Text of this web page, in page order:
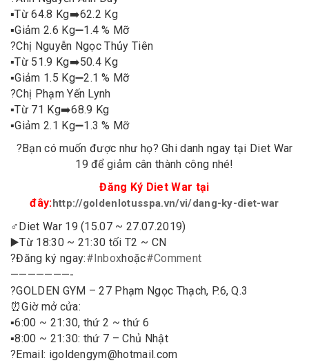
▪️Từ 64.8 Kg➡️62.2 Kg
▪️Giảm 2.6 Kg➖1.4 % Mỡ
?Chị Nguyễn Ngọc Thủy Tiên
▪️Từ 51.9 Kg➡️50.4 Kg
▪️Giảm 1.5 Kg➖2.1 % Mỡ
?Chị Phạm Yến Lynh
▪️Từ 71 Kg➡️68.9 Kg
▪️Giảm 2.1 Kg➖1.3 % Mỡ
?Bạn có muốn được như họ? Ghi danh ngay tại Diet War
19 để giảm cân thành công nhé!
Đăng Ký Diet War tại
đây:http://goldenlotusspa.vn/vi/dang-ky-diet-war
♂️Diet War 19 (15.07 ~ 27.07.2019)
▶️Từ 18:30 ~ 21:30 tối T2 ~ CN
?Đăng ký ngay:#Inboxhoặc#Comment
———————-
?GOLDEN GYM – 27 Phạm Ngọc Thạch, P.6, Q.3
⏰Giờ mở cửa:
▪️6:00 ~ 21:30, thứ 2 ~ thứ 6
▪️8:00 ~ 21:30: thứ 7 – Chủ Nhật
?Email: igoldengym@hotmail.com